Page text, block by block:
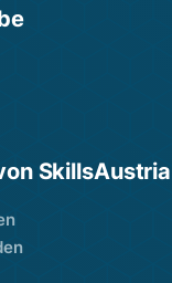
SkillsAustria